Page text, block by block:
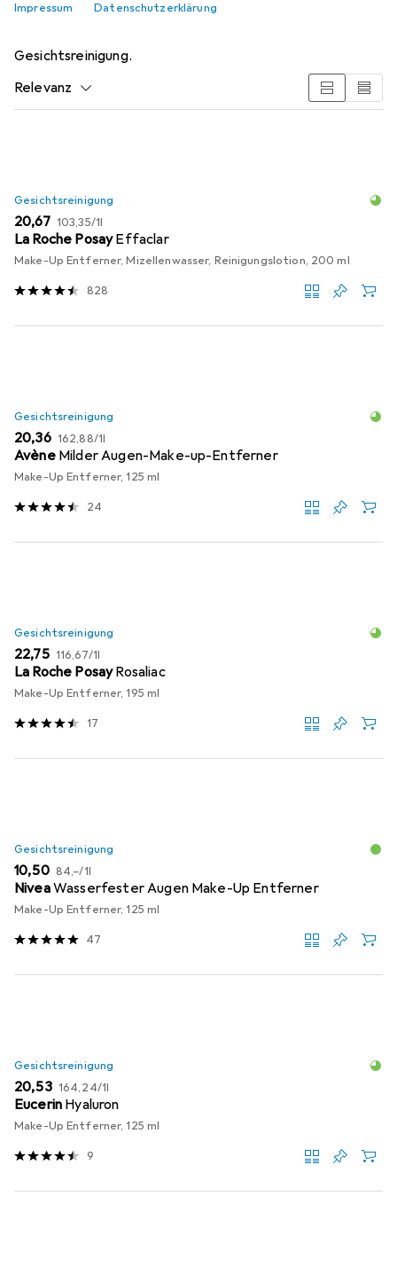
Impressum Datenschutzerklärung
Hier findest du passendes Zubehör zum Produkt
Gesichtsreinigung.
Relevanz
Gesichtsreinigung
EUR
20,67 EUR
103,35/1l
La Roche PosayEffaclar
Make-Up Entferner, Mizellenwasser, Reinigungslotion, 200 ml
828
Gesichtsreinigung
EUR
20,36 EUR
162,88/1l
Avène Milder Augen-Make-up-Entferner
Make-Up Entferner, 125 ml
24
Gesichtsreinigung
EUR
22,75 EUR
116,67/1l
La Roche PosayRosaliac
Make-Up Entferner, 195 ml
17
Gesichtsreinigung
EUR
10,50 EUR
84,–/1l
NiveaWasserfester Augen Make-Up Entferner
Make-Up Entferner, 125 ml
47
Gesichtsreinigung
EUR
20,53 EUR
164,24/1l
Eucerin Hyaluron
Make-Up Entferner, 125 ml
9